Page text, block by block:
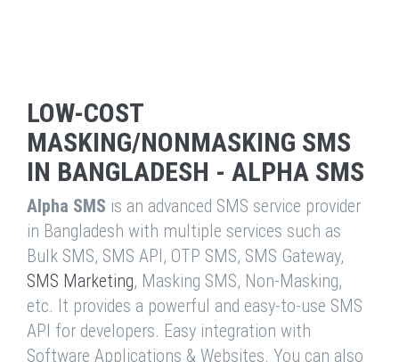
LOW-COST
MASKING/NONMASKING SMS
IN BANGLADESH - ALPHA SMS
Alpha SMS is an advanced SMS service provider
in Bangladesh with multiple services such as
Bulk SMS, SMS API, OTP SMS, SMS Gateway,
SMS Marketing, Masking SMS, Non-Masking,
etc. It provides a powerful and easy-to-use SMS
API for developers. Easy integration with
Software Applications & Websites. You can also